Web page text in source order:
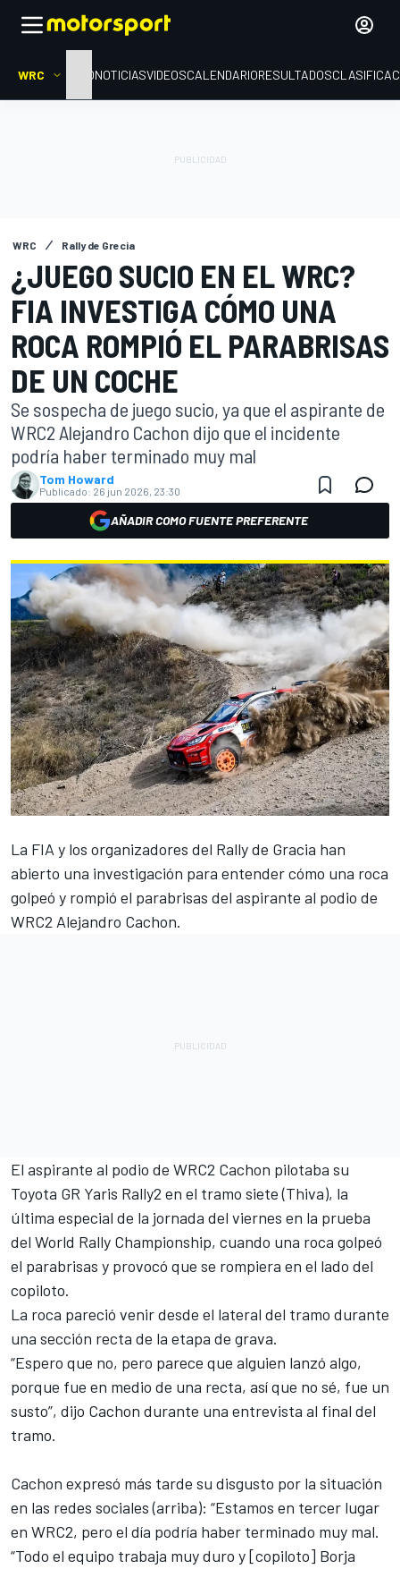
WRC INICIONOTICIASVIDEOSCALENDARIORESULTADOS
WRC Rally de Grecia
¿JUEGO SUCIO EN EL WRC?
FIA INVESTIGA CÓMO UNA
ROCA ROMPIÓ EL PARABRISAS
DE UN COCHE
Se sospecha de juego sucio, ya que el aspirante de
WRC2 Alejandro Cachon dijo que el incidente
podría haber terminado muy mal
Tom Howard
Publicado: 26 jun 2026, 23:30
AÑADIR COMO FUENTE PREFERENTE
La FIA y los organizadores del Rally de Gracia han
abierto una investigación para entender cómo una roca
golpeó y rompió el parabrisas del aspirante al podio de
WRC2 Alejandro Cachon.
El aspirante al podio de WRC2 Cachon pilotaba su
Toyota GR Yaris Rally2 en el tramo siete (Thiva), la
última especial de la jornada del viernes en la prueba
del World Rally Championship, cuando una roca golpeó
el parabrisas y provocó que se rompiera en el lado del
copiloto.
La roca pareció venir desde el lateral del tramo durante
una sección recta de la etapa de grava.
“Espero que no, pero parece que alguien lanzó algo,
porque fue en medio de una recta, así que no sé, fue un
susto”, dijo Cachon durante una entrevista al final del
tramo.
Cachon expresó más tarde su disgusto por la situación
en las redes sociales (arriba): “Estamos en tercer lugar
en WRC2, pero el día podría haber terminado muy mal.
“Todo el equipo trabaja muy duro y [copiloto] Borja